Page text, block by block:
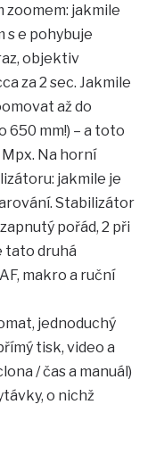
zoomem: jakmile
s e pohybuje
objektiv
za 2 sec. Jakmile
až do
650 mm!) – a toto
Na horní
jakmile je
Stabilizátor
pořád, 2 při
tato druhá
makro a ruční
jednoduchý
tisk, video a
/ čas a manuál)
o nichž